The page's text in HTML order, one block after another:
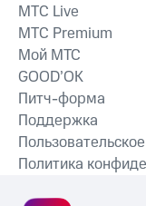
MTС Live
MTС Premium
Мой МТС
GOOD’OK
Питч-форма
Поддержка
Политика